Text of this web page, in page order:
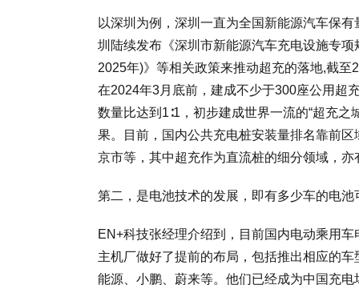
以深圳为例，深圳一直为全国新能源汽车保
圳陆续发布《深圳市新能源汽车充电设施专
2025年)》等相关政策来推动超充的落地,截
在2024年3月底前，建成不少于300座公用超
数量比达到1∶1，初步建成世界一流的“超充
果。目前，国内公共充电桩安装量排名靠前
京市等，其中超充作为直流桩的细分领域，亦
第二，是电池技术的发展，即有多少车的电
EN+科技张经理介绍到，目前国内电动乘用
主机厂做好了提前的布局，包括推出相应的
能源、小鹏、蔚来等。他们已经成为中国充